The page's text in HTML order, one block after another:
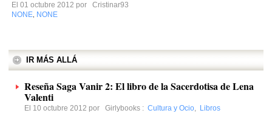
El 01 octubre 2012 por
Cristinar93
NONE NONE
IR MÁS ALLÁ
Reseña Saga Vanir 2: El libro de la Sacerdotisa de Lena
Valenti
El 10 octubre 2012 por Girlybooks : Cultura y Ocio, Libros